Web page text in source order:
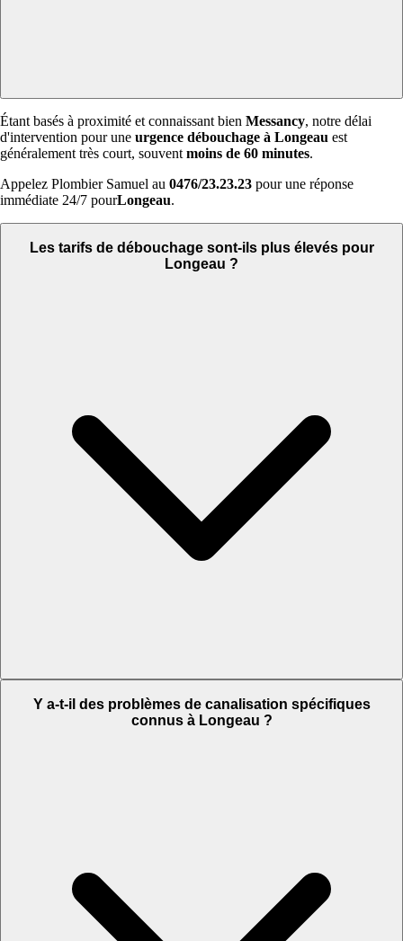
Étant basés à proximité et connaissant bien Messancy, notre délai
d'intervention pour une urgence débouchage à Longeau est
généralement très court, souvent moins de 60 minutes.
Appelez Plombier Samuel au 0476/23.23.23 pour une réponse
immédiate 24/7 pourLongeau.
Les tarifs de débouchage sont-ils plus élevés pour
Longeau ?
Y a-t-il des problèmes de canalisation spécifiques
connus à Longeau ?